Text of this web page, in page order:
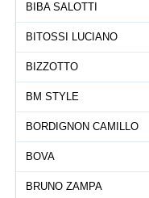
BIBA SALOTTI
BITOSSI LUCIANO
BIZZOTTO
BM STYLE
BORDIGNON CAMILLO
BOVA
BRUNO ZAMPA